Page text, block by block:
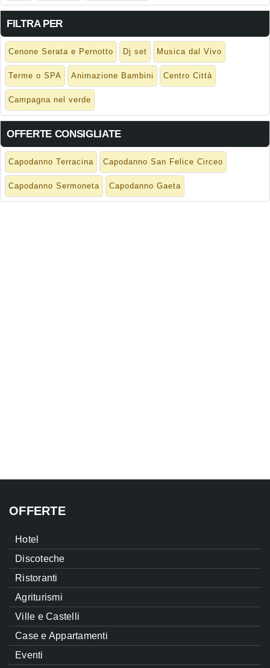
FILTRA PER
Cenone Serata e Pernotto Dj set Musica dal Vivo
Terme o SPA Animazione Bambini Centro Città
Campagna nel verde
OFFERTE CONSIGLIATE
Capodanno Terracina Capodanno San Felice Circeo
Capodanno Sermoneta Capodanno Gaeta
OFFERTE
Hotel
Discoteche
Ristoranti
Agriturismi
Ville e Castelli
Case e Appartamenti
Eventi